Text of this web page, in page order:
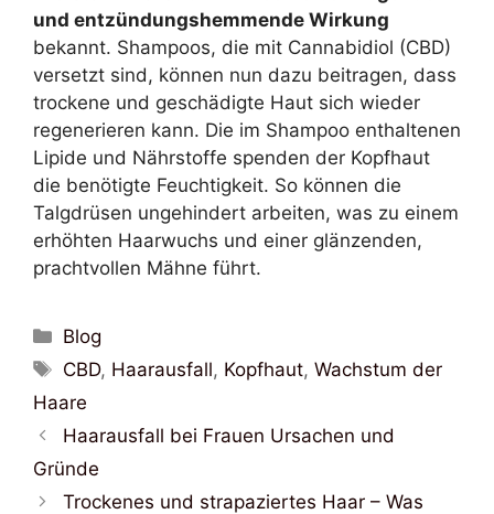
und entzündungshemmende Wirkung
bekannt. Shampoos, die mit Cannabidiol (CBD)
versetzt sind, können nun dazu beitragen, dass
trockene und geschädigte Haut sich wieder
regenerieren kann. Die im Shampoo enthaltenen
Lipide und Nährstoffe spenden der Kopfhaut
die benötigte Feuchtigkeit. So können die
Talgdrüsen ungehindert arbeiten, was zu einem
erhöhten Haarwuchs und einer glänzenden,
prachtvollen Mähne führt.
Kategorien
Blog
Schlagwörter
CBD, Haarausfall, Kopfhaut,Wachstum der
Haare
Haarausfall bei Frauen Ursachen und
Gründe
Trockenes und strapaziertes Haar – Was